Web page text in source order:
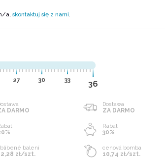
a,skontaktuj się z nami.
27 30 33 36
DARMO
balení
zł/szt.
Dostawa
ZA DARMO
Rabat
30%
cenová bomba
10,74 zł/szt.